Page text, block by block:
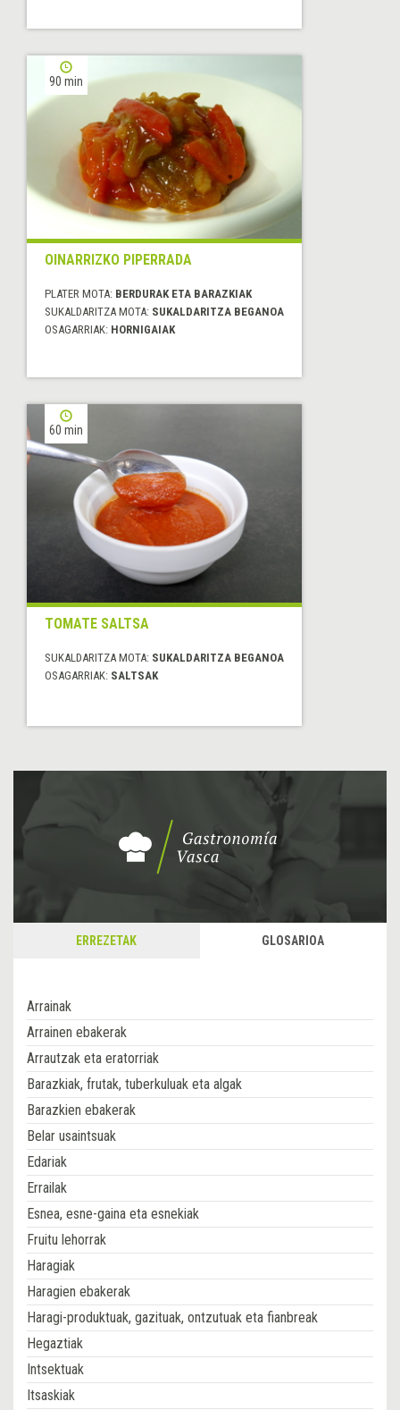
90 min
OINARRIZKO PIPERRADA
PLATER MOTA: BERDURAK ETA BARAZKIAK
SUKALDARITZA MOTA: SUKALDARITZA BEGANOA
OSAGARRIAK: HORNIGAIAK
60 min
TOMATE SALTSA
SUKALDARITZA MOTA: SUKALDARITZA BEGANOA
OSAGARRIAK: SALTSAK
ERREZETAK GLOSARIOA
Arrainak
Arrainen ebakerak
Arrautzak eta eratorriak
Barazkiak, frutak, tuberkuluak eta algak
Barazkien ebakerak
Belar usaintsuak
Edariak
Errailak
Esnea, esne-gaina eta esnekiak
Fruitu lehorrak
Haragiak
Haragien ebakerak
Haragi-produktuak, gazituak, ontzutuak eta fianbreak
Hegaztiak
Intsektuak
Itsaskiak